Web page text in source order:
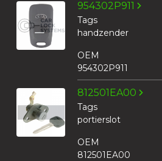
954302P911
Tags
handzender
OEM
954302P911
812501EA00
Tags
portierslot
OEM
812501EA00